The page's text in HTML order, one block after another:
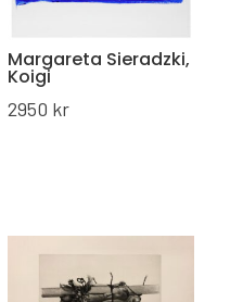
Margareta Sieradzki,
Koigi
2950 kr